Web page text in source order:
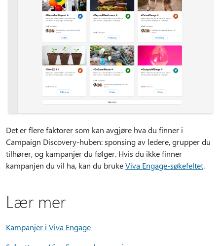
Det er flere faktorer som kan avgjøre hva du finner i
Campaign Discovery-huben: sponsing av ledere, grupper du
tilhører, og kampanjer du følger. Hvis du ikke finner
kampanjen du vil ha, kan du brukeViva Engage-søkefeltet.
Lær mer
Kampanjer i Viva Engage